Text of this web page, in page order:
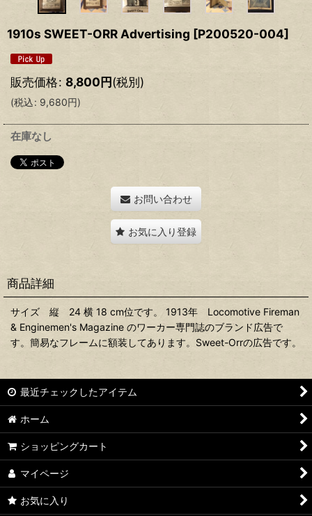
1910s SWEET-ORR Advertising [P200520-004]
販売価格: 8,800円(税別)
(税込: 9,680円)
在庫なし
お問い合わせ
お気に入り登録
商品詳細
サイズ 縦 24 横 18 cm位です。 1913年 Locomotive Fireman
& Enginemen's Magazine のワーカー専門誌のブランド広告で
す。簡易なフレームに額装してあります。Sweet-Orrの広告です。
最近チェックしたアイテム
ホーム
ショッピングカート
マイページ
お気に入り